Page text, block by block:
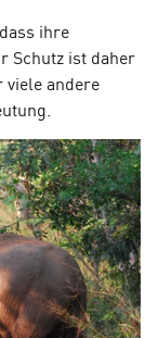
ihre
Schutz ist daher
andere